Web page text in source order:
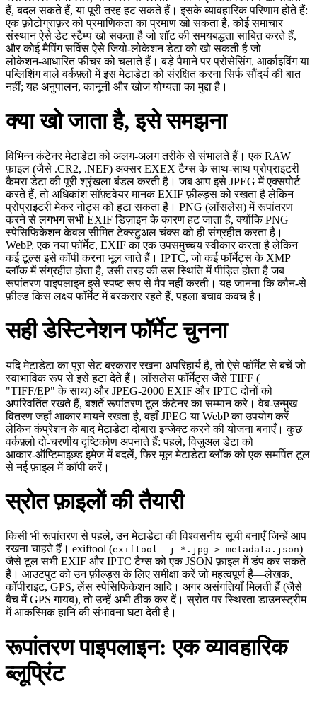
हैं, बदल सकते हैं, या पूरी तरह हट सकते हैं। इसके व्यावहारिक परिणाम होते हैं:
एक फ़ोटोग्राफ़र को प्रमाणिकता का प्रमाण खो सकता है, कोई समाचार
संस्थान ऐसे डेट स्टैम्प खो सकता है जो शॉट की समयबद्धता साबित करते हैं,
और कोई मैपिंग सर्विस ऐसे जियो‑लोकेशन डेटा को खो सकती है जो
लोकेशन‑आधारित फीचर को चलाते हैं। बड़े पैमाने पर प्रोसेसिंग, आर्काइविंग या
पब्लिशिंग वाले वर्कफ़्लो में इस मेटाडेटा को संरक्षित करना सिर्फ सौंदर्य की बात
नहीं; यह अनुपालन, कानूनी और खोज योग्यता का मुद्दा है।
क्या खो जाता है, इसे समझना
विभिन्न कंटेनर मेटाडेटा को अलग‑अलग तरीके से संभालते हैं। एक RAW
फ़ाइल (जैसे .CR2, .NEF) अक्सर EXEX टैग्स के साथ-साथ प्रोप्राइटरी
कैमरा डेटा की पूरी श्रृंखला बंडल करती है। जब आप इसे JPEG में एक्सपोर्ट
करते हैं, तो अधिकांश सॉफ़्टवेयर मानक EXIF फ़ील्ड्स को रखता है लेकिन
प्रोप्राइटरी मेकर नोट्स को हटा सकता है। PNG (लॉसलेस) में रूपांतरण
करने से लगभग सभी EXIF डिज़ाइन के कारण हट जाता है, क्योंकि PNG
स्पेसिफिकेशन केवल सीमित टेक्स्टुअल चंक्स को ही संग्रहीत करता है।
WebP, एक नया फॉर्मेट, EXIF का एक उपसमुच्चय स्वीकार करता है लेकिन
कई टूल्स इसे कॉपी करना भूल जाते हैं। IPTC, जो कई फॉर्मेट्स के XMP
ब्लॉक में संग्रहीत होता है, उसी तरह की उस स्थिति में पीड़ित होता है जब
रूपांतरण पाइपलाइन इसे स्पष्ट रूप से मैप नहीं करती। यह जानना कि कौन‑से
फ़ील्ड किस लक्ष्य फॉर्मेट में बरकरार रहते हैं, पहला बचाव कवच है।
सही डेस्टिनेशन फॉर्मेट चुनना
यदि मेटाडेटा का पूरा सेट बरकरार रखना अपरिहार्य है, तो ऐसे फॉर्मेट से बचें जो
स्वाभाविक रूप से इसे हटा देते हैं। लॉसलेस फॉर्मेट्स जैसे TIFF (
"TIFF/EP" के साथ) और JPEG‑2000 EXIF और IPTC दोनों को
अपरिवर्तित रखते हैं, बशर्ते रूपांतरण टूल कंटेनर का सम्मान करे। वेब‑उन्मुख
वितरण जहाँ आकार मायने रखता है, वहाँ JPEG या WebP का उपयोग करें
लेकिन कंप्रेशन के बाद मेटाडेटा दोबारा इन्जेक्ट करने की योजना बनाएँ। कुछ
वर्कफ़्लो दो‑चरणीय दृष्टिकोण अपनाते हैं: पहले, विज़ुअल डेटा को
आकार‑ऑप्टिमाइज़्ड इमेज में बदलें, फिर मूल मेटाडेटा ब्लॉक को एक समर्पित टूल
से नई फ़ाइल में कॉपी करें।
स्रोत फ़ाइलों की तैयारी
किसी भी रूपांतरण से पहले, उन मेटाडेटा की विश्वसनीय सूची बनाएँ जिन्हें आप
रखना चाहते हैं। exiftool (exiftool -j *.jpg > metadata.json)
जैसे टूल सभी EXIF और IPTC टैग्स को एक JSON फ़ाइल में डंप कर सकते
हैं। आउटपुट को उन फ़ील्ड्स के लिए समीक्षा करें जो महत्वपूर्ण हैं—लेखक,
कॉपीराइट, GPS, लेंस स्पेसिफिकेशन आदि। अगर असंगतियाँ मिलती हैं (जैसे
बैच में GPS गायब), तो उन्हें अभी ठीक कर दें। स्रोत पर स्थिरता डाउनस्ट्रीम
में आकस्मिक हानि की संभावना घटा देती है।
रूपांतरण पाइपलाइन: एक व्यावहारिक
ब्लूप्रिंट